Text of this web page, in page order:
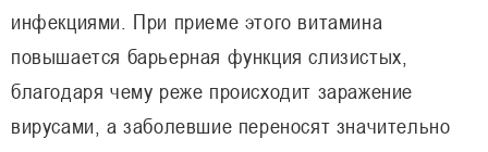
инфекциями. При приеме этого витамина
повышается барьерная функция слизистых,
благодаря чему реже происходит заражение
вирусами, а заболевшие переносят значительно